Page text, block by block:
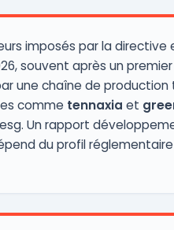
imposés par la directive
souvent après un premier
une chaîne de production
comme tennaxia et
Un rapport
du profil réglementaire